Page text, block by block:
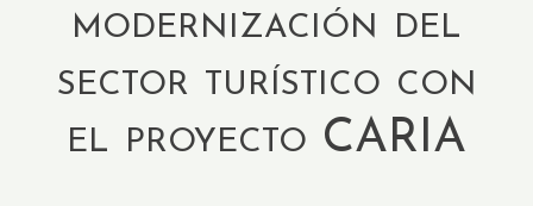
modernización del
sector turístico con
el proyecto CARIA